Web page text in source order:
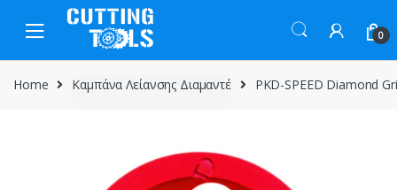
0
Home Καμπάνα Λείανσης Διαμαντέ PKD-SPEED Diamond